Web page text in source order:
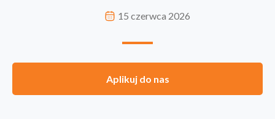
15 czerwca 2026
Aplikuj do nas